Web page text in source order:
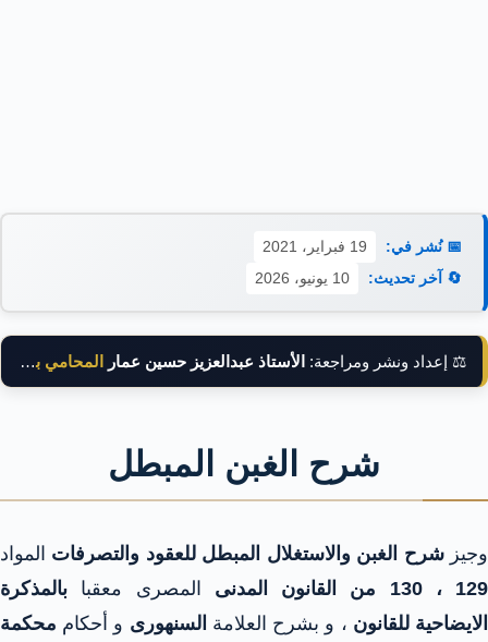
📅 نُشر في:
19 فبراير، 2021
🔄 آخر تحديث:
10 يونيو، 2026
⚖️ إعداد ونشر ومراجعة: الأستاذ عبدالعزيز حسين عمار المحامي بالنقض
شرح الغبن المبطل
وجيزشرح الغبن والاستغلال المبطل للعقود والتصرفات المواد
129 ، 130 من القانون المدنى
المصرى معقبا بالمذكرة
الايضاحية للقانون ، و بشرح العلامة السنهورى و أحكام محكمة